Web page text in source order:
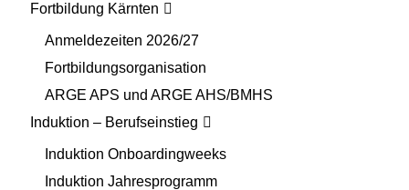
Fortbildung Kärnten
Anmeldezeiten 2026/27
Fortbildungsorganisation
ARGE APS und ARGE AHS/BMHS
Induktion – Berufseinstieg
Induktion Onboardingweeks
Induktion Jahresprogramm